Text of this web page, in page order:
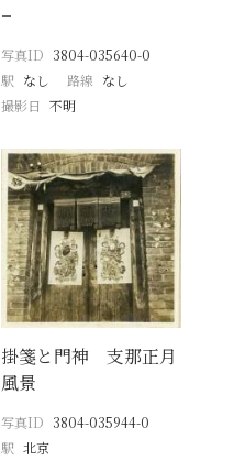
−
写真ID 3804-035640-0
駅 なし 路線 なし
撮影日 不明
掛箋と門神 支那正月
風景
写真ID 3804-035944-0
駅 北京